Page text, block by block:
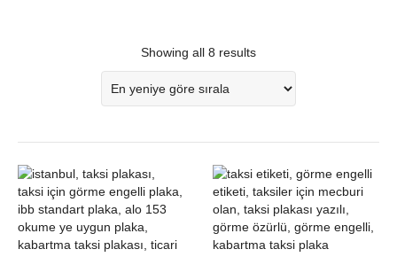
Showing all 8 results